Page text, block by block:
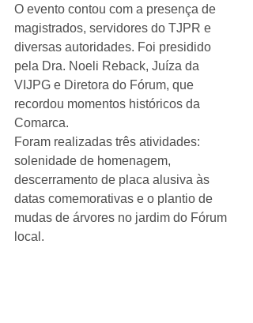
O evento contou com a presença de
magistrados, servidores do TJPR e
diversas autoridades. Foi presidido
pela Dra. Noeli Reback, Juíza da
VIJPG e Diretora do Fórum, que
recordou momentos históricos da
Comarca.
Foram realizadas três atividades:
solenidade de homenagem,
descerramento de placa alusiva às
datas comemorativas e o plantio de
mudas de árvores no jardim do Fórum
local.